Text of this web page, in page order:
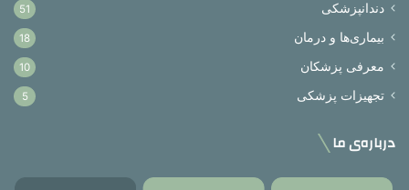
دندانپزشکی 51
بیماری‌ها و درمان 18
معرفی پزشکان 10
تجهیزات پزشکی 5
درباره‌ی ما